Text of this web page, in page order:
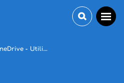
OneDrive - Utiliser efficacement le stockage de données